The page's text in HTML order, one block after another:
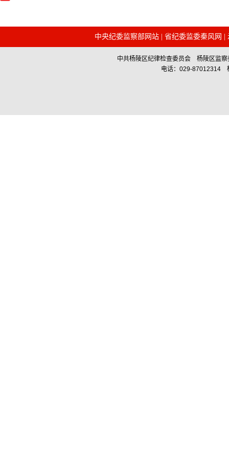
中央纪委监察部网站| 省纪委监委秦风网
中共杨陵区纪律检查委员会 杨陵区监
电话：029-87012314